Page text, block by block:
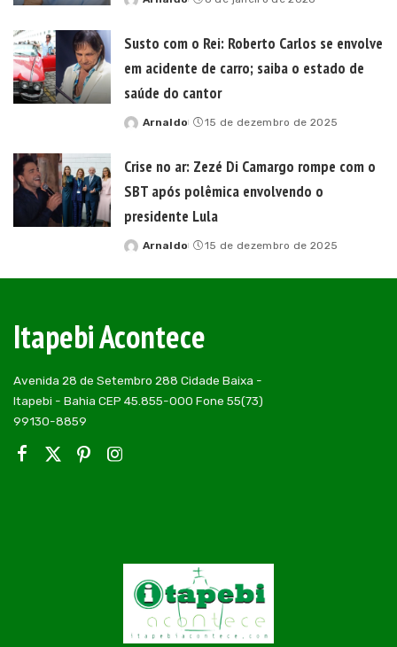
Posted
Susto com o Rei: Roberto Carlos se envolve
em acidente de carro; saiba o estado de
saúde do cantor
Posted
Arnaldo 15 de dezembro de 2025
Crise no ar: Zezé Di Camargo rompe com o
SBT após polêmica envolvendo o
presidente Lula
Posted
Arnaldo 15 de dezembro de 2025
Itapebi Acontece
Avenida 28 de Setembro 288 Cidade Baixa -
Itapebi - Bahia CEP 45.855-000 Fone 55(73)
99130-8859